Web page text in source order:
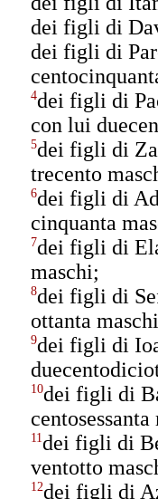
dei figli di
dei figli di
4dei figli di
con lui
5dei figli di
trecento
6dei figli di
cinquanta
7dei figli di
maschi;
8dei figli di
ottanta
9dei figli di
10dei figli di
11dei figli di
ventotto
12dei figli di